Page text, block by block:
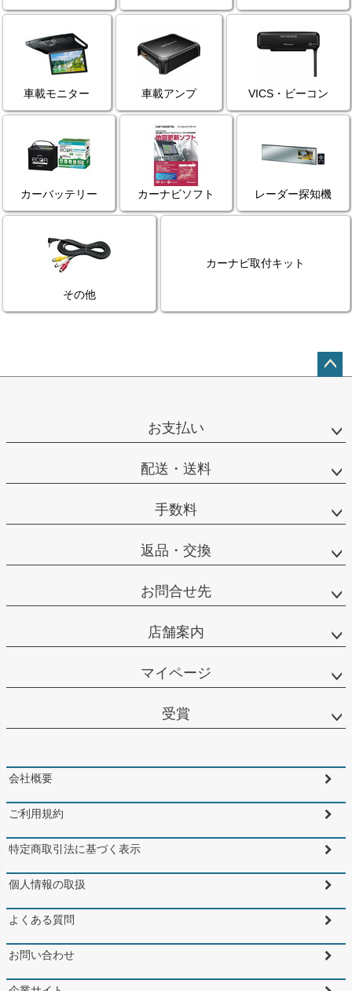
車載モニター 車載アンプ VICS・ビーコン
カーバッテリー カーナビソフト レーダー探知機
その他
カーナビ取付キット
お支払い
配送・送料
手数料
返品・交換
お問合せ先
店舗案内
マイページ
受賞
会社概要
ご利用規約
特定商取引法に基づく表示
個人情報の取扱
よくある質問
お問い合わせ